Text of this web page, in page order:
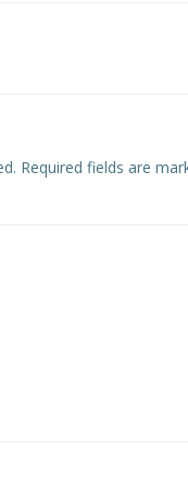
Required fields are